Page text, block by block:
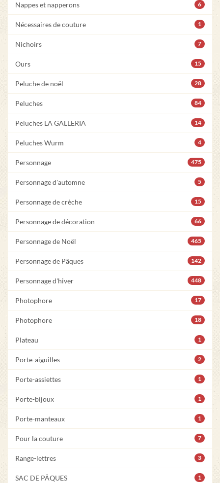
Nappes et napperons 6
Nécessaires de couture 1
Nichoirs 7
Ours 15
Peluche de noël 28
Peluches 84
Peluches LA GALLERIA 14
Peluches Wurm 4
Personnage 475
Personnage d'automne 5
Personnage de crèche 15
Personnage de décoration 66
Personnage de Noël 465
Personnage de Pâques 142
Personnage d'hiver 448
Photophore 17
Photophore 18
Plateau 1
Porte-aiguilles 2
Porte-assiettes 1
Porte-bijoux 1
Porte-manteaux 1
Pour la couture 7
Range-lettres 3
SAC DE PÂQUES 1